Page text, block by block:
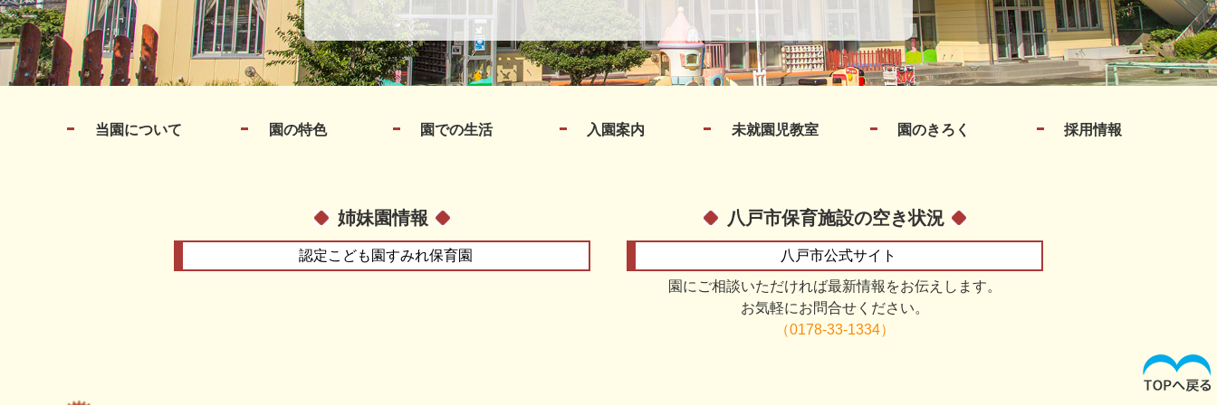
当園について 園の特色 園での生活 入園案内 未就園児教室 園のきろく 採用情報
姉妹園情報
認定こども園すみれ保育園
八戸市保育施設の空き状況
八戸市公式サイト
園にご相談いただければ最新情報をお伝えします。
お気軽にお問合せください。
（0178-33-1334）